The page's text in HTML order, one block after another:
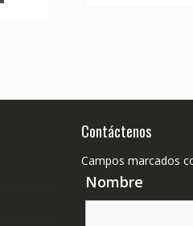
Contáctenos
Campos marcados
Nombre